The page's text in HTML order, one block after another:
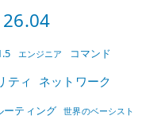
エンジニア コマンド
ティ ネットワーク
ーティング 世界のベーシスト